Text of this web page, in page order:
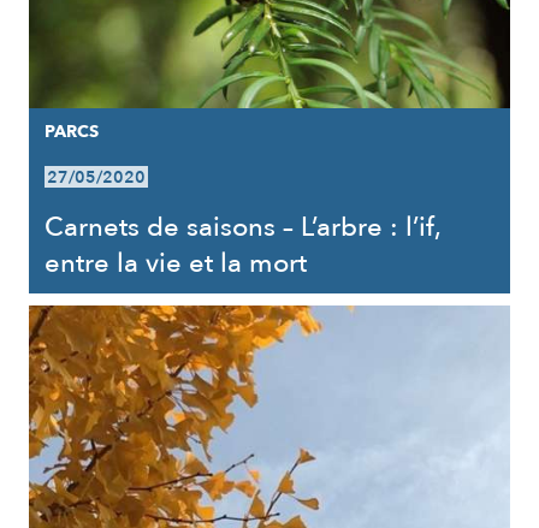
PARCS
27/05/2020
Carnets de saisons – L’arbre : l’if,
entre la vie et la mort